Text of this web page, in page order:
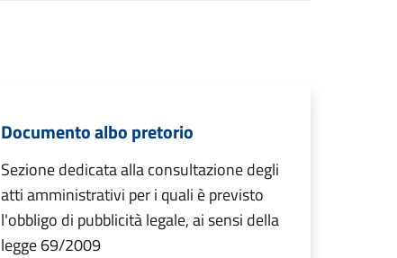
Documento albo pretorio
Sezione dedicata alla consultazione degli
atti amministrativi per i quali è previsto
l'obbligo di pubblicità legale, ai sensi della
legge 69/2009